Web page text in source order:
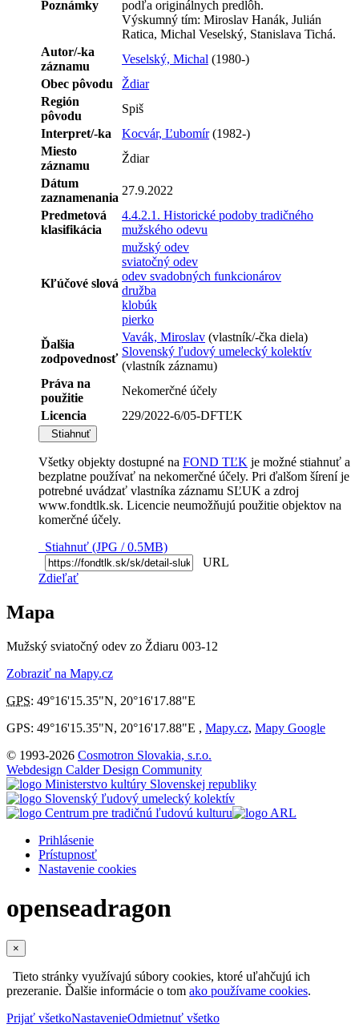
Poznámky
podľa originálnych predlôh.
Výskumný tím: Miroslav Hanák, Julián
Ratica, Michal Veselský, Stanislava Tichá.
Autor/-ka
záznamu
Veselský, Michal (1980-)
Obec pôvodu
Ždiar
Región
pôvodu
Spiš
Interpret/-ka
Kocvár, Ľubomír(1982-)
Miesto
záznamu
Ždiar
Dátum
zaznamenania
27.9.2022
Predmetová
klasifikácia
4.4.2.1. Historické podoby tradičného
mužského odevu
Kľúčové slová
mužský odev
sviatočný odev
odev svadobných funkcionárov
družba
klobúk
pierko
Ďalšia
zodpovednosť
Vavák, Miroslav (vlastník/-čka diela)
Slovenský ľudový umelecký kolektív
(vlastník záznamu)
Práva na
použitie
Nekomerčné účely
Licencia
229/2022-6/05-DFTĽK
Stiahnuť
Všetky objekty dostupné na FOND TĽK je možné stiahnuť a
bezplatne používať na nekomerčné účely. Pri ďalšom šírení je
potrebné uvádzať vlastníka záznamu SĽUK a zdroj
www.fondtlk.sk. Licencie neumožňujú použitie objektov na
komerčné účely.
Stiahnuť (JPG / 0.5MB)
URL
Zdieľať
Mapa
Mužský sviatočný odev zo Ždiaru 003-12
Zobraziť na Mapy.cz
GPS: 49°16'15.35"N, 20°16'17.88"E
GPS: 49°16'15.35"N, 20°16'17.88"E , Mapy.cz, Mapy Google
© 1993-2026 Cosmotron Slovakia, s.r.o.
Webdesign Calder Design Community
Prihlásenie
Prístupnosť
Nastavenie cookies
openseadragon
×
Tieto stránky využívajú súbory cookies, ktoré uľahčujú ich
prezeranie. Ďalšie informácie o tom ako používame cookies.
Prijať všetkoNastavenieOdmietnuť všetko